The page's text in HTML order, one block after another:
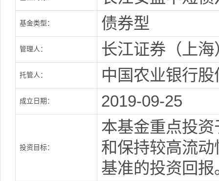
基金类型： 债券型
管理人： 长江证券（上
托管人： 中国农业银行
成立日期： 2019-09-25
投资目标：
本基金重点投
和保持较高流
基准的投资回报